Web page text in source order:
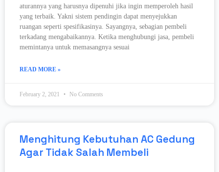
aturannya yang harusnya dipenuhi jika ingin memperoleh hasil
yang terbaik. Yakni sistem pendingin dapat menyejukkan
ruangan seperti spesifikasinya. Sayangnya, sebagian pembeli
terkadang mengabaikannya. Ketika menghubungi jasa, pembeli
memintanya untuk memasangnya sesuai
READ MORE »
February 2, 2021 No Comments
Menghitung Kebutuhan AC Gedung
Agar Tidak Salah Membeli